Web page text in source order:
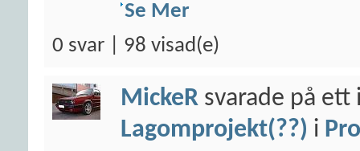
Se Mer
0 svar | 98 visad(e)
MickeR svarade på ett
Lagomprojekt(??) i